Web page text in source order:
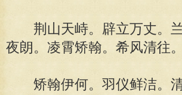
荆山天峙。辟立万丈。兰
夜朗。凌霄矫翰。希风清往
矫翰伊何。羽仪鲜洁。清